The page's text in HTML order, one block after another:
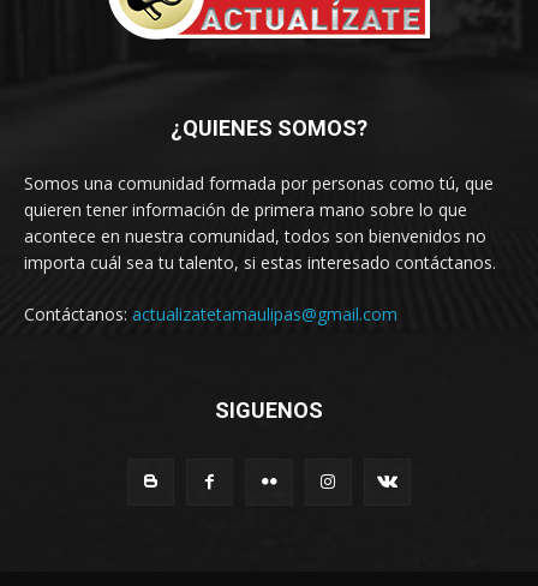
¿QUIENES SOMOS?
Somos una comunidad formada por personas como tú, que
quieren tener información de primera mano sobre lo que
acontece en nuestra comunidad, todos son bienvenidos no
importa cuál sea tu talento, si estas interesado contáctanos.
Contáctanos: actualizatetamaulipas@gmail.com
SIGUENOS